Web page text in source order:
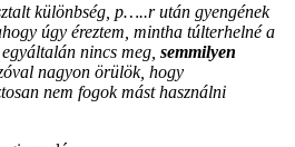
különbség, p…..r után gyengének
úgy éreztem, mintha túlterhelné a
nincs meg, semmilyen
nagyon örülök, hogy
nem fogok mást használni